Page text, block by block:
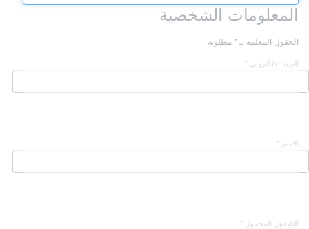
المعلومات الشخصية
الحقول المعلمة بـ * مطلوبة
البريد الالكترونى *
الاسم *
التليفون المحمول *